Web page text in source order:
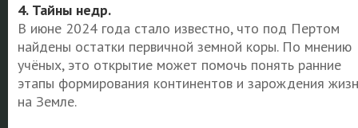
4. Тайны недр.
В июне 2024 года стало известно, что под Пертом
найдены остатки первичной земной коры. По мнению
учёных, это открытие может помочь понять ранние
этапы формирования континентов и зарождения
на Земле.